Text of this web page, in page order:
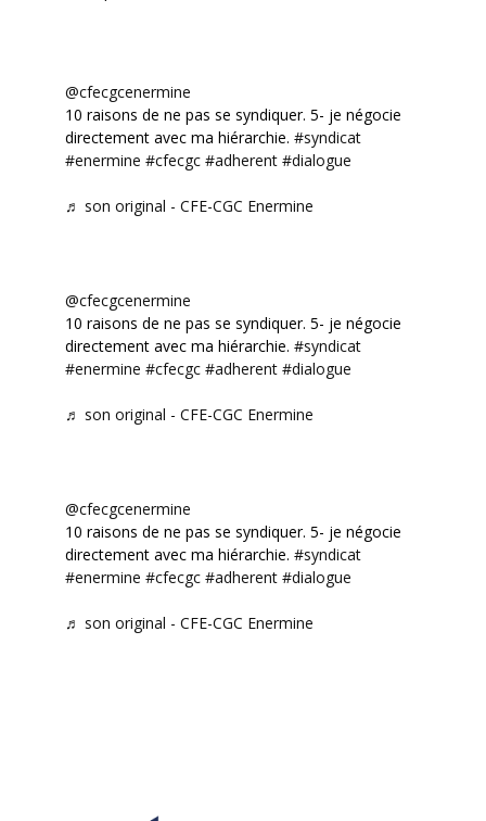
@cfecgcenermine
10 raisons de ne pas se syndiquer. 5- je négocie
directement avec ma hiérarchie. #syndicat
#enermine #cfecgc #adherent #dialogue
♬ son original - CFE-CGC Enermine
@cfecgcenermine
10 raisons de ne pas se syndiquer. 5- je négocie
directement avec ma hiérarchie. #syndicat
#enermine #cfecgc #adherent #dialogue
♬ son original - CFE-CGC Enermine
@cfecgcenermine
10 raisons de ne pas se syndiquer. 5- je négocie
directement avec ma hiérarchie. #syndicat
#enermine #cfecgc #adherent #dialogue
♬ son original - CFE-CGC Enermine